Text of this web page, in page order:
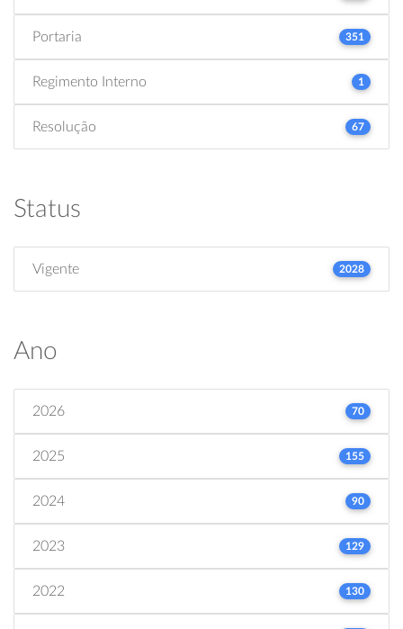
Portaria 351
Regimento Interno 1
Resolução 67
Status
Vigente 2028
Ano
2026 70
2025 155
2024 90
2023 129
2022 130